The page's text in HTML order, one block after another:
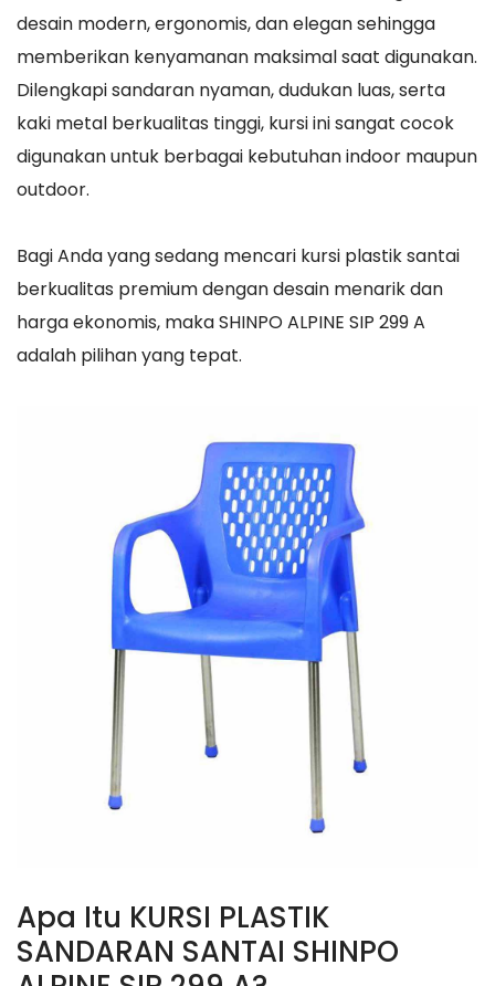
desain modern, ergonomis, dan elegan sehingga
memberikan kenyamanan maksimal saat digunakan.
Dilengkapi sandaran nyaman, dudukan luas, serta
kaki metal berkualitas tinggi, kursi ini sangat cocok
digunakan untuk berbagai kebutuhan indoor maupun
outdoor.
Bagi Anda yang sedang mencari kursi plastik santai
berkualitas premium dengan desain menarik dan
harga ekonomis, maka SHINPO ALPINE SIP 299 A
adalah pilihan yang tepat.
Apa Itu KURSI PLASTIK
SANDARAN SANTAI SHINPO